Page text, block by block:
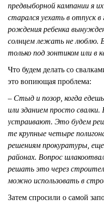
предвыборной кампании я
старался уехать в отпуск в
рождения ребенка
солнцем лежать не люблю.
только под зонтиком или в
Что будем делать со
это вопиющая проблема:
– Стыд и позор, когда
или зданием просто
устраивают. Это будем
те крупные четыре
решениям прокуратуры,
районах. Вопрос
решать это через
можно использовать в
Затем спросили о самой